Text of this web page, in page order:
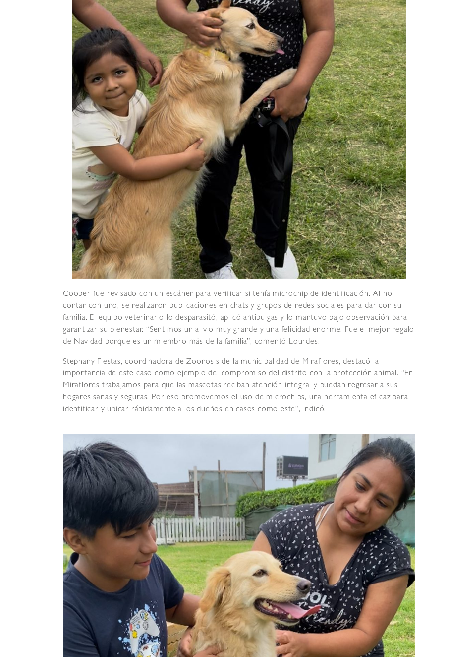
Cooper fue revisado con un escáner para verificar si tenía microchip de identificación. Al no
contar con uno, se realizaron publicaciones en chats y grupos de redes sociales para dar con su
familia. El equipo veterinario lo desparasitó, aplicó antipulgas y lo mantuvo bajo observación para
garantizar su bienestar. “Sentimos un alivio muy grande y una felicidad enorme. Fue el mejor regalo
de Navidad porque es un miembro más de la familia”, comentó Lourdes.
Stephany Fiestas, coordinadora de Zoonosis de la municipalidad de Miraflores, destacó la
importancia de este caso como ejemplo del compromiso del distrito con la protección animal. “En
Miraflores trabajamos para que las mascotas reciban atención integral y puedan regresar a sus
hogares sanas y seguras. Por eso promovemos el uso de microchips, una herramienta eficaz para
identificar y ubicar rápidamente a los dueños en casos como este”, indicó.